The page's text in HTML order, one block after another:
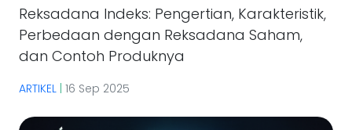
Reksadana Indeks: Pengertian, Karakteristik,
Perbedaan dengan Reksadana Saham,
dan Contoh Produknya
ARTIKEL | 16 Sep 2025